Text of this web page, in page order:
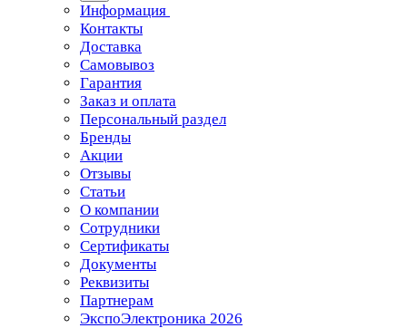
Информация
Контакты
Доставка
Самовывоз
Гарантия
Заказ и оплата
Персональный раздел
Бренды
Акции
Отзывы
Статьи
О компании
Сотрудники
Сертификаты
Документы
Реквизиты
Партнерам
ЭкспоЭлектроника 2026